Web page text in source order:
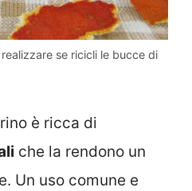
se ricicli le bucce di
è ricca di
che la rendono un
Un uso comune e